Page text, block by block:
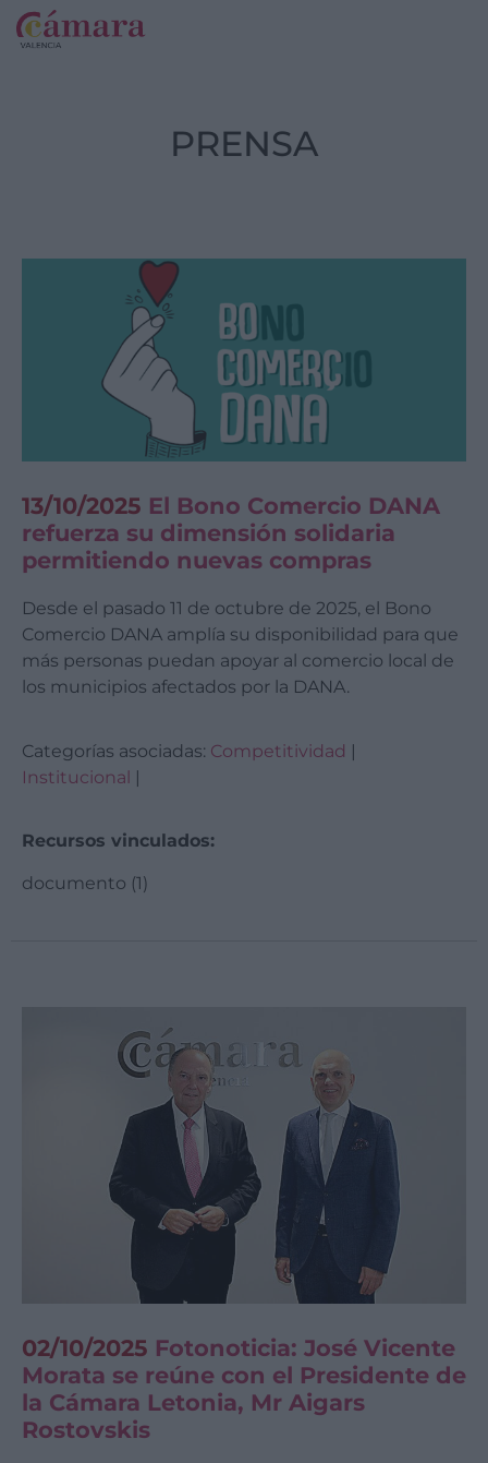
PRENSA
13/10/2025 El Bono Comercio DANA
refuerza su dimensión solidaria
permitiendo nuevas compras
Desde el pasado 11 de octubre de 2025, el Bono
Comercio DANA amplía su disponibilidad para que
más personas puedan apoyar al comercio local de
los municipios afectados por la DANA.
Categorías asociadas: Competitividad |
Institucional |
Recursos vinculados:
documento (1)
02/10/2025 Fotonoticia: José Vicente
Morata se reúne con el Presidente de
la Cámara Letonia, Mr Aigars
Rostovskis